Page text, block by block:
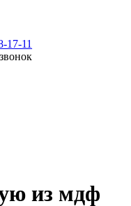
17-11
из мдф